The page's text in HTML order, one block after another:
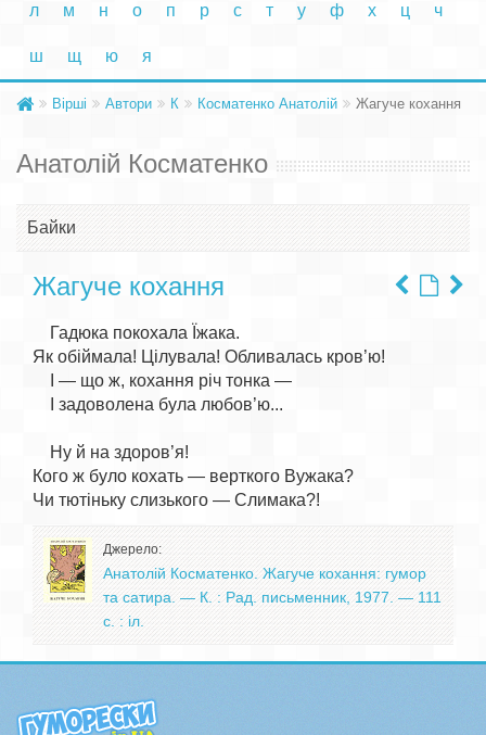
л м н о п р с т у ф х ц ч
ш щ ю я
Вірші Автори К Косматенко Анатолій Жагуче кохання
Анатолій Косматенко
Байки
Жагуче кохання
    Гадюка покохала Їжака.
Як обіймала! Цілувала! Обливалась кров’ю!
    І — що ж, кохання річ тонка —
    І задоволена була любов’ю...
    Ну й на здоров’я!
Кого ж було кохать — верткого Вужака?
Джерело:
Анатолій Косматенко. Жагуче кохання: гумор
та сатира. — К. : Рад. письменник, 1977. — 111
с. : іл.